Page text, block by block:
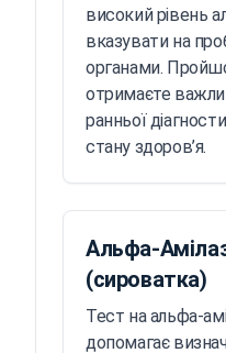
високий рівень
вказувати на
органами.
отримаєте
ранньої
стану здоров’я.
Альфа-
(сироватка)
Тест на альфа-
допомагає